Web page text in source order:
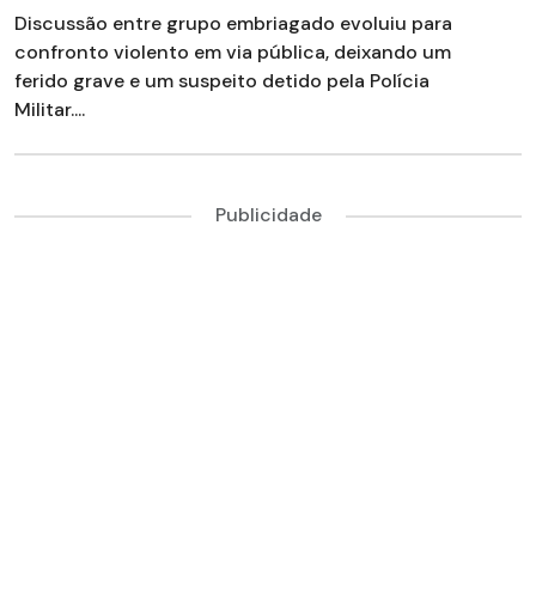
Discussão entre grupo embriagado evoluiu para
confronto violento em via pública, deixando um
ferido grave e um suspeito detido pela Polícia
Militar....
Publicidade